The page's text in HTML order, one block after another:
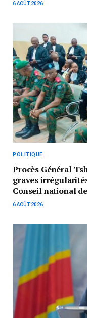
6 AOÛT 2026
POLITIQUE
Procès Général
graves
Conseil national
6 AOÛT 2026